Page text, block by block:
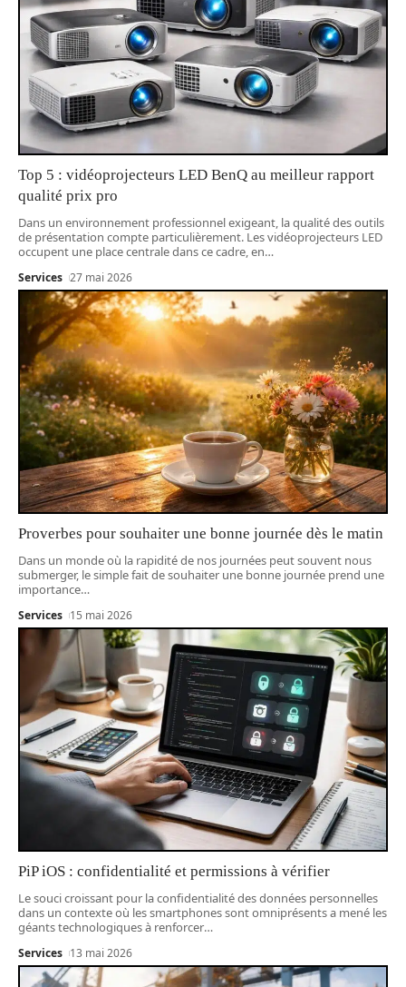
Top 5 : vidéoprojecteurs LED BenQ au meilleur rapport
qualité prix pro
Dans un environnement professionnel exigeant, la qualité des outils
de présentation compte particulièrement. Les vidéoprojecteurs LED
occupent une place centrale dans ce cadre, en…
Services 27 mai 2026
Proverbes pour souhaiter une bonne journée dès le matin
Dans un monde où la rapidité de nos journées peut souvent nous
submerger, le simple fait de souhaiter une bonne journée prend une
importance…
Services 15 mai 2026
PiP iOS : confidentialité et permissions à vérifier
Le souci croissant pour la confidentialité des données personnelles
dans un contexte où les smartphones sont omniprésents a mené les
géants technologiques à renforcer…
Services 13 mai 2026